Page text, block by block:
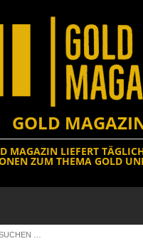
GOLD
MAGAZIN LIEFERT
ZUM THEMA GOLD